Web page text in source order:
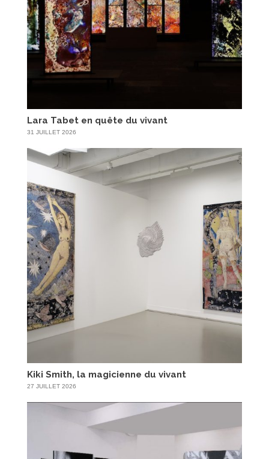
Lara Tabet en quête du vivant
31 JUILLET 2026
Kiki Smith, la magicienne du vivant
27 JUILLET 2026